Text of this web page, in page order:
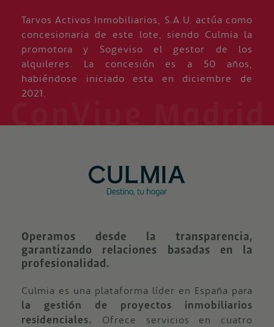
Tarvos Activos Inmobiliarios, S.A.U. actúa como
concesionaria de este lote, siendo Culmia la
promotora y Sogeviso el gestor de los
alquileres. La concesión es a 50 años,
habiéndose iniciado esta en diciembre de
2021.
Operamos desde la transparencia,
garantizando relaciones basadas en la
profesionalidad.
Culmia es una plataforma líder en España para
la gestión de proyectos inmobiliarios
residenciales. Ofrece servicios en cuatro